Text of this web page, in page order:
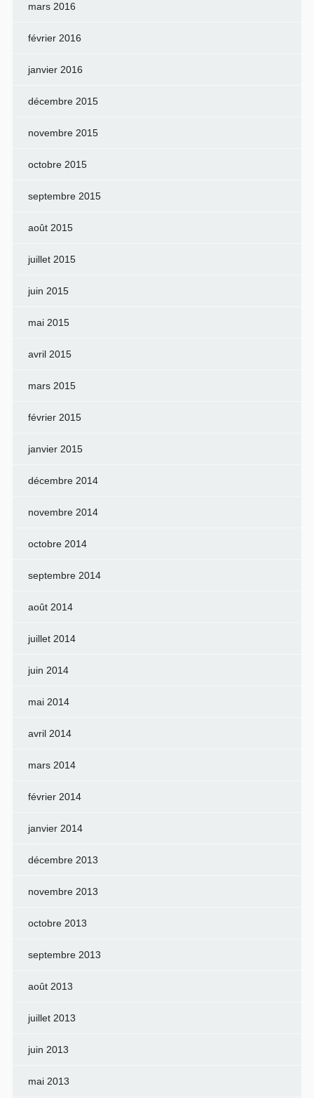
mars 2016
février 2016
janvier 2016
décembre 2015
novembre 2015
octobre 2015
septembre 2015
août 2015
juillet 2015
juin 2015
mai 2015
avril 2015
mars 2015
février 2015
janvier 2015
décembre 2014
novembre 2014
octobre 2014
septembre 2014
août 2014
juillet 2014
juin 2014
mai 2014
avril 2014
mars 2014
février 2014
janvier 2014
décembre 2013
novembre 2013
octobre 2013
septembre 2013
août 2013
juillet 2013
juin 2013
mai 2013